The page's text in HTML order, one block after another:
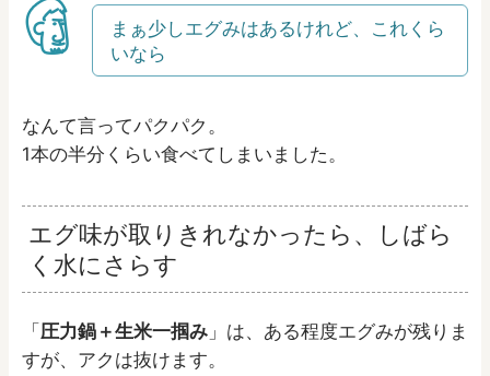
まぁ少しエグみはあるけれど、これくら
いなら
なんて言ってパクパク。
1本の半分くらい食べてしまいました。
エグ味が取りきれなかったら、しばら
く水にさらす
「 圧力鍋＋生米一掴み 」は、ある程度エグみが残りま
すが、アクは抜けます。